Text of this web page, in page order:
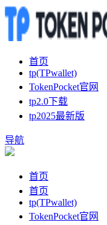
首页
tp(TPwallet)
TokenPocket官网
tp2.0下载
tp2025最新版
导航
首页
首页
tp(TPwallet)
TokenPocket官网